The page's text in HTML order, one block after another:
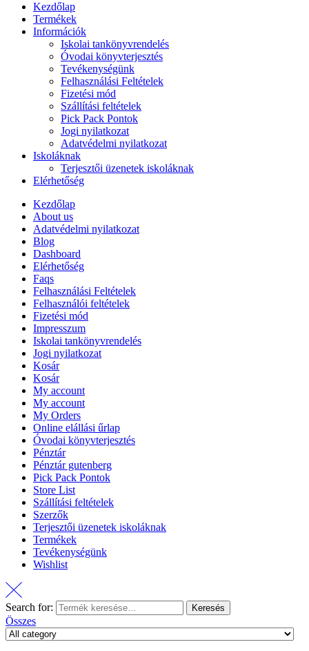
Kezdőlap
Termékek
Információk
Iskolai tankönyvrendelés
Óvodai könyvterjesztés
Tevékenységünk
Felhasználási Feltételek
Fizetési mód
Szállítási feltételek
Pick Pack Pontok
Jogi nyilatkozat
Adatvédelmi nyilatkozat
Iskoláknak
Terjesztői üzenetek iskoláknak
Elérhetőség
Kezdőlap
About us
Adatvédelmi nyilatkozat
Blog
Dashboard
Elérhetőség
Faqs
Felhasználási Feltételek
Felhasználói feltételek
Fizetési mód
Impresszum
Iskolai tankönyvrendelés
Jogi nyilatkozat
Kosár
Kosár
My account
My account
My Orders
Online elállási űrlap
Óvodai könyvterjesztés
Pénztár
Pénztár gutenberg
Pick Pack Pontok
Store List
Szállítási feltételek
Szerzők
Terjesztői üzenetek iskoláknak
Termékek
Tevékenységünk
Wishlist
Search for: Keresés
Összes